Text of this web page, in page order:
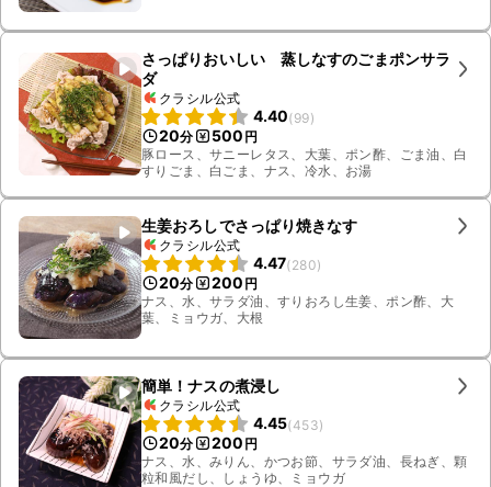
さっぱりおいしい 蒸しなすのごまポンサラ
ダ
クラシル公式
4.40(99)
20分 500 円
豚ロース、サニーレタス、大葉、ポン酢、ごま油、白
すりごま、白ごま、ナス、冷水、お湯
生姜おろしでさっぱり焼きなす
クラシル公式
4.47(280)
20分 200 円
ナス、水、サラダ油、すりおろし生姜、ポン酢、大
葉、ミョウガ、大根
簡単！ナスの煮浸し
クラシル公式
4.45(453)
20分 200 円
ナス、水、みりん、かつお節、サラダ油、長ねぎ、顆
粒和風だし、しょうゆ、ミョウガ